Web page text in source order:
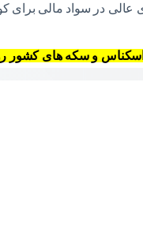
عالی در سواد مالی
اسکناس و سکه های کشور رو